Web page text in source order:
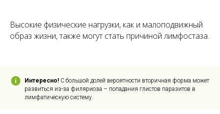
Высокие физические нагрузки, как и малоподвижный
образ жизни, также могут стать причиной лимфостаза.
Интересно! С большой долей вероятности вторичная форма может
развиться из-за филяриоза – попадания глистов паразитов в
лимфатическую систему.